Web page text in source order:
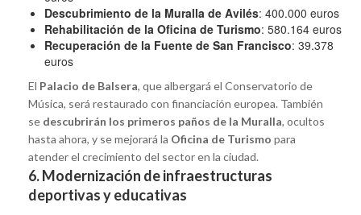
Descubrimiento de la Muralla de Avilés: 400.000 euros
Rehabilitación de la Oficina de Turismo: 580.164 euros
Recuperación de la Fuente de San Francisco: 39.378
euros
El Palacio de Balsera, que albergará el Conservatorio de
Música, será restaurado con financiación europea. También
se descubrirán los primeros paños de la Muralla, ocultos
hasta ahora, y se mejorará la Oficina de Turismo para
atender el crecimiento del sector en la ciudad.
6. Modernización de infraestructuras
deportivas y educativas